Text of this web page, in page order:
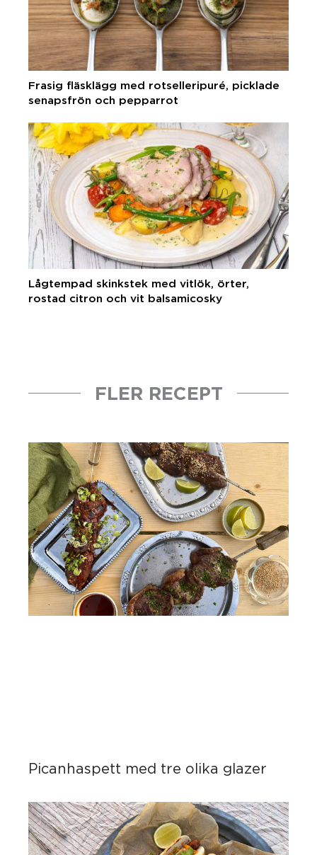
Frasig fläsklägg med rotselleripuré, picklade
senapsfrön och pepparrot
Lågtempad skinkstek med vitlök, örter,
rostad citron och vit balsamicosky
FLER RECEPT
Picanhaspett med tre olika glazer